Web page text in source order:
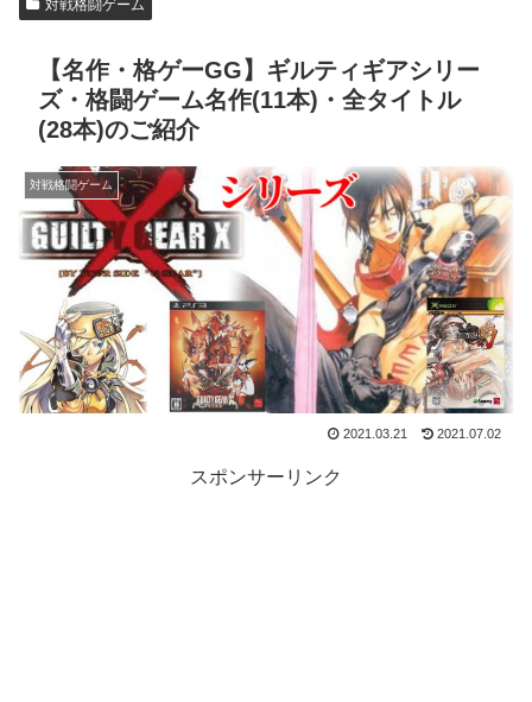
対戦格闘ゲーム
【名作・格ゲーGG】ギルティギアシリー
ズ・格闘ゲーム名作(11本)・全タイトル
(28本)のご紹介
対戦格闘ゲーム
2021.03.21 2021.07.02
スポンサーリンク